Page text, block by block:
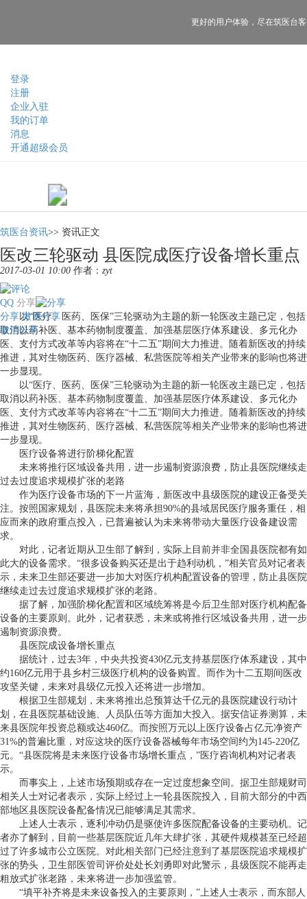
登录
注册
企业入驻
我的订单
消息
开通超级会员
更好的用户体验， 尽在筑医台
筑医台资讯>> 资讯正文
医改三轮驱动 县医院成医疗设备增长重点
2017-03-01 10:00 作者： zyt
分享
QQ
分享 微博分享
微信分享
以“医疗、医药、医保”三轮驱动为主题的新一轮医改主题已定，包括
取消以药补医、基本药物制度覆盖、加强基层医疗体系建设、多元化办
医、支付方式改革等内容将在“十二五”期间大力推进。随着新医改的持续
推进，其对生物医药、医疗器械、私营医院等相关产业带来的影响也将进
一步显现。
以“医疗、医药、医保”三轮驱动为主题的新一轮医改主题已定，包括
取消以药补医、基本药物制度覆盖、加强基层医疗体系建设、多元化办
医、支付方式改革等内容将在“十二五”期间大力推进。随着新医改的持续
推进，其对生物医药、医疗器械、私营医院等相关产业带来的影响也将进
一步显现。
医疗设备将进行阶梯化配置
未来将推行区域设备共用，进一步遏制资源浪费，防止县医院继续走
过去过度追求规模扩张的老路
作为医疗设备市场的下一片蓝海，新医改中县级医院的建设正备受关
注。按照国家规划，县医院未来将承担90%的县域居民医疗服务重任，相
应而来的政府重点投入，已普遍被认为未来将带动大量医疗设备建设需
求。
对此，记者近期从卫生部了解到，实际上目前并非全国县医院都有如
此大的设备需求。“很多设备购买还是出于趋利动机，”相关官员对记者表
示，未来卫生部还要进一步加大对医疗机构配置设备的管理，防止县医院
继续走过去过度追求规模扩张的老路。
据了解，加强阶梯化配置和区域统筹将是今后卫生部对医疗机构配备
设备的主要原则。此外，记者获悉，未来或将推行区域设备共用，进一步
遏制资源浪费。
县医院成设备增长重点
据统计，过去3年，中央共投资430亿元支持基层医疗体系建设，其中
约160亿元用于县乡村三级医疗机构的设备购置。而作为十二五期间医改
攻坚关键，未来对县级亿元投入还将进一步增加。
根据卫生部规划，未来将推出总预算达千亿元的县医院建设行动计
划，在县医院基础设施、人员队伍等方面加大投入。据安信证券测算，未
来县医院年投资总额或达460亿。而按照万元以上医疗设备占亿元净资产
31%的普遍比重，对应这块的医疗设备器械每年市场空间约为145-220亿
元。“县医院将是未来医疗设备市场增长重点，”医疗咨询机构对记者表
示。
而事实上，上述市场预期或存在一定过度想象空间。据卫生部规财司
相关人士对记者表示，实际上经过上一轮县医院投入，目前大部分的中西
部地区县医院设备配备情况已能够满足其需求。
上述人士表示，逐利冲动仍是驱使许多医院配备设备的主要动机。记
者亦了解到，目前一些基层医院近几年大肆扩张，其硬件规模甚至已经超
过了许多城市公立医院。对此相关部门已经注意到了基层医院追求规模扩
张的势头，卫生部医管司评价处处长刘勇即对此警示，县级医院不能再走
粗放式扩张老路，未来将进一步加强监管。
“填平补齐将是未来设备投入的主要原则，”上述人士表示，而东部人